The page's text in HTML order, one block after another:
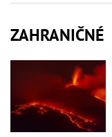
ZAHRANIČNÉ